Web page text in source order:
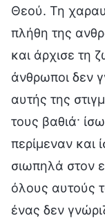
Θεού. Τη
πλήθη της
και άρχισε τη
άνθρωποι δεν
αυτής της
τους βαθιά·
περίμεναν και
σιωπηλά στον
όλους αυτούς
ένας δεν